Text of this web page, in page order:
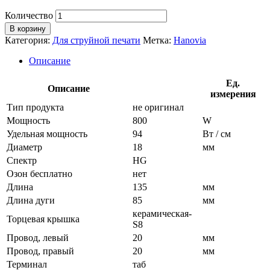
Количество
В корзину
Категория: Для струйной печати Метка: Hanovia
Описание
Описание
Ед.
измерения
Тип продукта
не оригинал
Мощность
800
W
Удельная мощность
94
Вт / см
Диаметр
18
мм
Спектр
HG
Озон бесплатно
нет
Длина
135
мм
Длина дуги
85
мм
Торцевая крышка
керамическая-
S8
Провод, левый
20
мм
Провод, правый
20
мм
Терминал
таб